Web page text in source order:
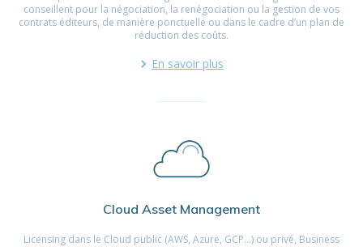
conseillent pour la négociation, la renégociation ou la gestion de vos
contrats éditeurs, de manière ponctuelle ou dans le cadre d’un plan de
réduction des coûts.
En savoir plus
Cloud Asset Management
Licensing dans le Cloud public (AWS, Azure, GCP…) ou privé, Business